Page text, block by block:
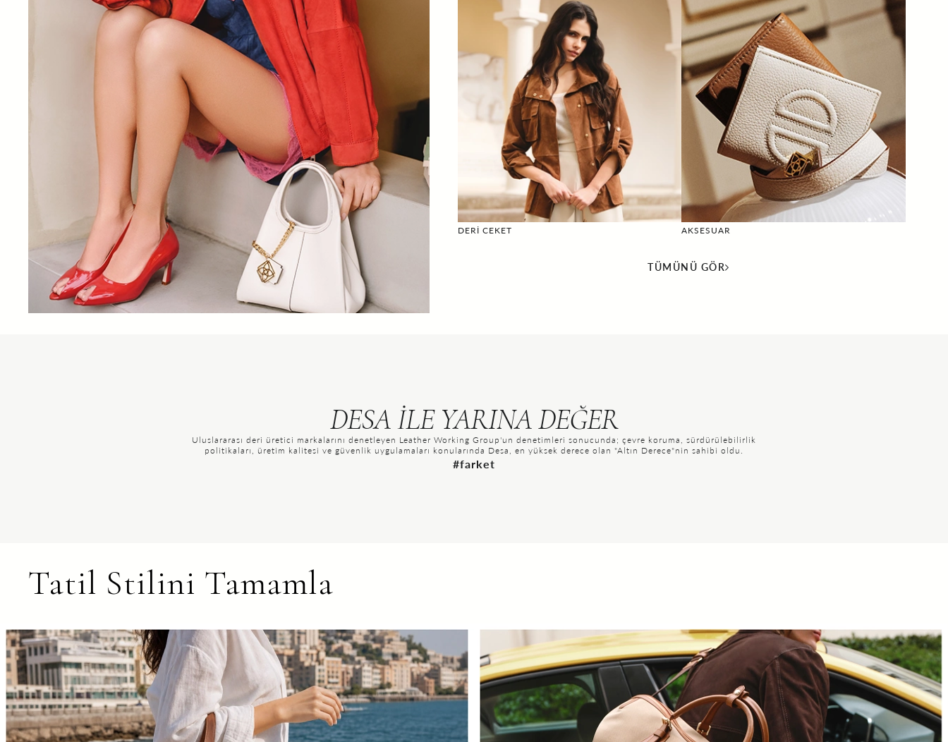
DERİ CEKET AKSESUAR
TÜMÜNÜ GÖR
DESA İLE YARINA DEĞER
Uluslararası deri üretici markalarını denetleyen Leather Working Group'un denetimleri sonucunda; çevre koruma, sürdürülebilirlik
politikaları, üretim kalitesi ve güvenlik uygulamaları konularında Desa, en yüksek derece olan "Altın Derece"nin sahibi oldu.
#farket
Tatil Stilini Tamamla